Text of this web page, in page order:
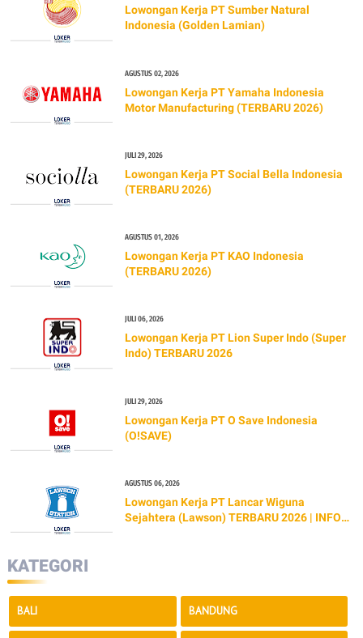
Lowongan Kerja PT Sumber Natural
Indonesia (Golden Lamian)
AGUSTUS 02, 2026
Lowongan Kerja PT Yamaha Indonesia
Motor Manufacturing (TERBARU 2026)
JULI 29, 2026
Lowongan Kerja PT Social Bella Indonesia
(TERBARU 2026)
AGUSTUS 01, 2026
Lowongan Kerja PT KAO Indonesia
(TERBARU 2026)
JULI 06, 2026
Lowongan Kerja PT Lion Super Indo (Super
Indo) TERBARU 2026
JULI 29, 2026
Lowongan Kerja PT O Save Indonesia
(O!SAVE)
AGUSTUS 06, 2026
Lowongan Kerja PT Lancar Wiguna
Sejahtera (Lawson) TERBARU 2026 | INFO
KATEGORI
BALI BANDUNG